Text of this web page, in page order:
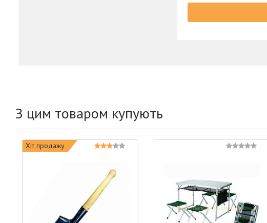
З цим товаром купують
Хіт продажу